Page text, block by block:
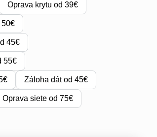
Oprava krytu od 39€
50€
45€
55€
Záloha dát od 45€
Oprava siete od 75€